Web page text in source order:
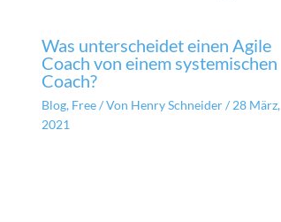
Was unterscheidet einen Agile
Coach von einem systemischen
Coach?
Blog, Free/ Von Henry Schneider/ 28 März,
2021